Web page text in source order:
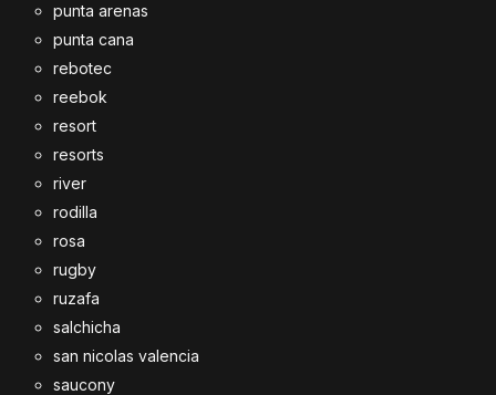
punta arenas
punta cana
rebotec
reebok
resort
resorts
river
rodilla
rosa
rugby
ruzafa
salchicha
san nicolas valencia
saucony